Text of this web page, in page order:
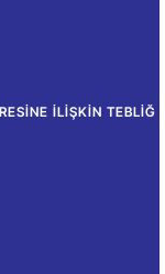
İLIŞKIN TEBLIĞ